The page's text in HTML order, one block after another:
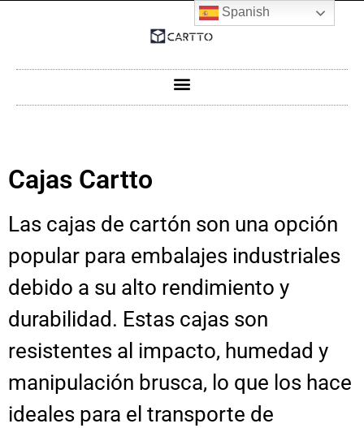
Cajas Cartto
Las cajas de cartón son una opción
popular para embalajes industriales
debido a su alto rendimiento y
durabilidad. Estas cajas son
resistentes al impacto, humedad y
manipulación brusca, lo que los hace
ideales para el transporte de
Spanish